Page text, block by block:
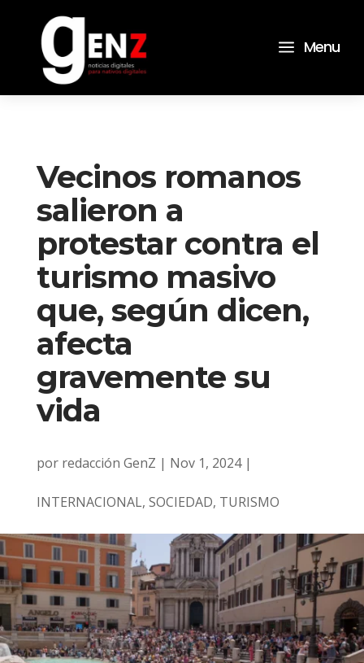
a Menu
Vecinos romanos
salieron a
protestar contra el
turismo masivo
que, según dicen,
afecta
gravemente su
vida
por redacción GenZ | Nov 1, 2024|
INTERNACIONAL, SOCIEDAD, TURISMO